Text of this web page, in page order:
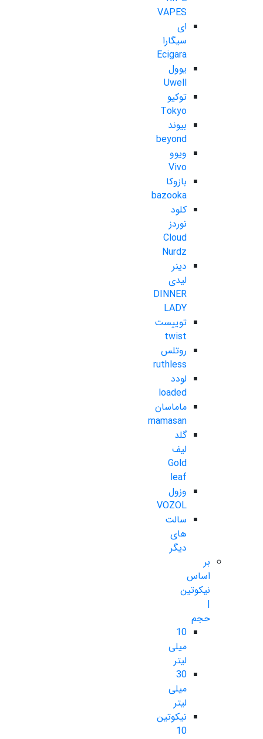
VAPES
ای
سیگارا
Ecigara
یوول
Uwell
توکیو
Tokyo
بیوند
beyond
ویوو
Vivo
بازوکا
bazooka
کلود
نوردز
Cloud
Nurdz
دینر
لیدی
DINNER
LADY
توییست
twist
روتلس
ruthless
لودد
loaded
ماماسان
mamasan
گلد
لیف
Gold
leaf
وزول
VOZOL
سالت
های
دیگر
بر
اساس
نیکوتین
|
حجم
10
میلی
لیتر
30
میلی
لیتر
نیکوتین
10